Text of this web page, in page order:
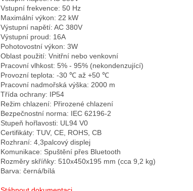
Vstupní frekvence: 50 Hz
Maximální výkon: 22 kW
Výstupní napětí: AC 380V
Výstupní proud: 16A
Pohotovostní výkon: 3W
Oblast použití: Vnitřní nebo venkovní
Pracovní vlhkost: 5% - 95% (nekondenzující)
Provozní teplota: -30 ℃ až +50 ℃
Pracovní nadmořská výška: 2000 m
Třída ochrany: IP54
Režim chlazení: Přirozené chlazení
Bezpečnostní norma: IEC 62196-2
Stupeň hořlavosti: UL94 V0
Certifikáty: TUV, CE, ROHS, CB
Rozhraní: 4,3palcový displej
Komunikace: Spuštění přes Bluetooth
Rozměry skříňky: 510x450x195 mm (cca 9,2 kg)
Barva: černá/bílá